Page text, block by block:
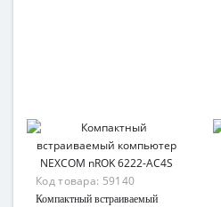
Код товара: 59140
Компактный встраиваемый